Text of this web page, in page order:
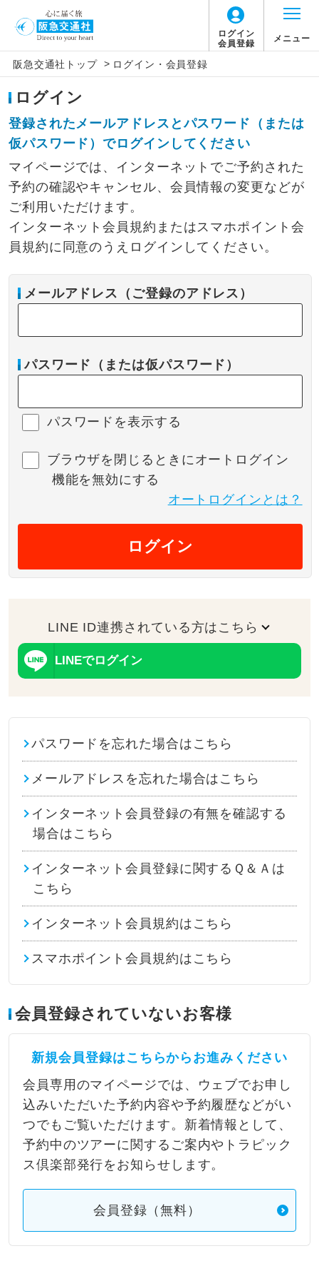
ログイン
会員登録
メニュー
阪急交通社トップ > ログイン・会員登録
ログイン
登録されたメールアドレスとパスワード（または
仮パスワード）でログインしてください
マイページでは、インターネットでご予約された
予約の確認やキャンセル、会員情報の変更などが
ご利用いただけます。
インターネット会員規約またはスマホポイント会
員規約に同意のうえログインしてください。
メールアドレス（ご登録のアドレス）
パスワード（または仮パスワード）
パスワードを表示する
ブラウザを閉じるときにオートログイン
機能を無効にする
オートログインとは？
ログイン
LINE ID連携されている方はこちら
LINEでログイン
パスワードを忘れた場合はこちら
メールアドレスを忘れた場合はこちら
インターネット会員登録の有無を確認する
場合はこちら
インターネット会員登録に関するＱ＆Ａは
こちら
インターネット会員規約はこちら
スマホポイント会員規約はこちら
会員登録されていないお客様
新規会員登録はこちらからお進みください
会員専用のマイページでは、ウェブでお申し
込みいただいた予約内容や予約履歴などがい
つでもご覧いただけます。新着情報として、
予約中のツアーに関するご案内やトラピック
ス倶楽部発行をお知らせします。
会員登録（無料）